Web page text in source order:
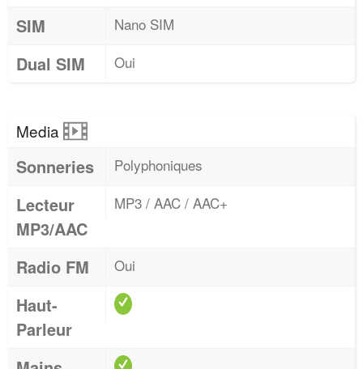
SIM Nano SIM
Dual SIM Oui
Media
Sonneries Polyphoniques
Lecteur
MP3/AAC
MP3 / AAC / AAC+
Radio FM Oui
Haut-
Parleur